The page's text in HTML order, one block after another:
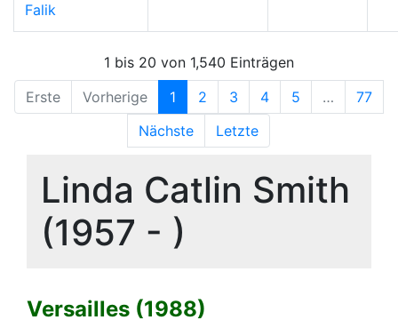
Falik
1 bis 20 von 1,540 Einträgen
Erste
Vorherige 1 2 3 4 5 …
77
Nächste
Letzte
Linda Catlin Smith
(1957 - )
Versailles (1988)